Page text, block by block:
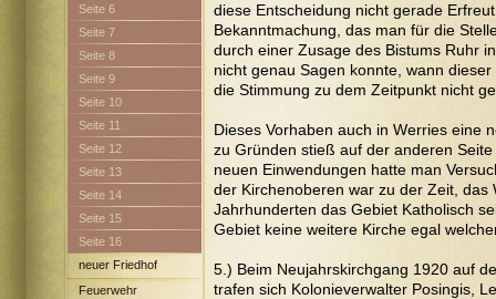
Seite 6
Seite 7
Seite 8
Seite 9
Seite 10
Seite 11
Seite 12
Seite 13
Seite 14
Seite 15
Seite 16
neuer Friedhof
Feuerwehr
diese Entscheidung nicht gerade
Bekanntmachung, das man für die
durch einer Zusage des Bistums Ruhr
nicht genau Sagen konnte, wann
die Stimmung zu dem Zeitpunkt nicht
Dieses Vorhaben auch in Werries eine
zu Gründen stieß auf der anderen
neuen Einwendungen hatte man
der Kirchenoberen war zu der Zeit, das
Jahrhunderten das Gebiet Katholisch
Gebiet keine weitere Kirche egal
5.) Beim Neujahrskirchgang 1920 auf
trafen sich Kolonieverwalter Posingis,